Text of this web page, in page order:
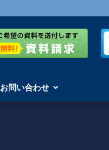
お問い合わせ